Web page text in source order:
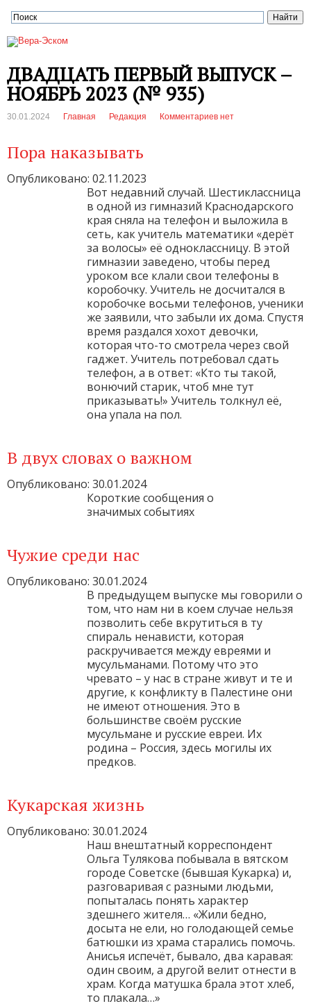
ДВАДЦАТЬ ПЕРВЫЙ ВЫПУСК –
НОЯБРЬ 2023 (№ 935)
30.01.2024 Главная Редакция Комментариев нет
Пора наказывать
Опубликовано: 02.11.2023
Вот недавний случай. Шестиклассница
в одной из гимназий Краснодарского
края сняла на телефон и выложила в
сеть, как учитель математики «дерёт
за волосы» её одноклассницу. В этой
гимназии заведено, чтобы перед
уроком все клали свои телефоны в
коробочку. Учитель не досчитался в
коробочке восьми телефонов, ученики
же заявили, что забыли их дома. Спустя
время раздался хохот девочки,
которая что-то смотрела через свой
гаджет. Учитель потребовал сдать
телефон, а в ответ: «Кто ты такой,
вонючий старик, чтоб мне тут
приказывать!» Учитель толкнул её,
она упала на пол.
В двух словах о важном
Опубликовано: 30.01.2024
Короткие сообщения о
значимых событиях
Чужие среди нас
Опубликовано: 30.01.2024
В предыдущем выпуске мы говорили о
том, что нам ни в коем случае нельзя
позволить себе вкрутиться в ту
спираль ненависти, которая
раскручивается между евреями и
мусульманами. Потому что это
чревато – у нас в стране живут и те и
другие, к конфликту в Палестине они
не имеют отношения. Это в
большинстве своём русские
мусульмане и русские евреи. Их
родина – Россия, здесь могилы их
предков.
Кукарская жизнь
Опубликовано: 30.01.2024
Наш внештатный корреспондент
Ольга Тулякова побывала в вятском
городе Советске (бывшая Кукарка) и,
разговаривая с разными людьми,
попыталась понять характер
здешнего жителя… «Жили бедно,
досыта не ели, но голодающей семье
батюшки из храма старались помочь.
Анисья испечёт, бывало, два каравая:
один своим, а другой велит отнести в
храм. Когда матушка брала этот хлеб,
то плакала…»